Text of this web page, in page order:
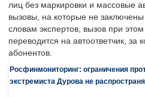
лиц без маркировки и массовые
вызовы, на которые не
словам экспертов, вызов при
переводится на автоответчик, за
абонентов.
Росфинмониторинг: ограничения
экстремиста Дурова не